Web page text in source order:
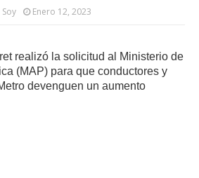
Enero 12, 2023
realizó la solicitud al Ministerio de
(MAP) para que conductores y
devenguen un aumento